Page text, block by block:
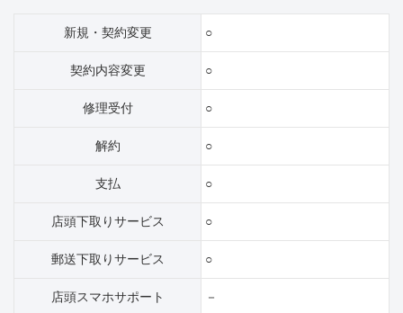
新規・契約変更 ○
契約内容変更 ○
修理受付 ○
解約 ○
支払 ○
店頭下取りサービス ○
郵送下取りサービス ○
店頭スマホサポート －